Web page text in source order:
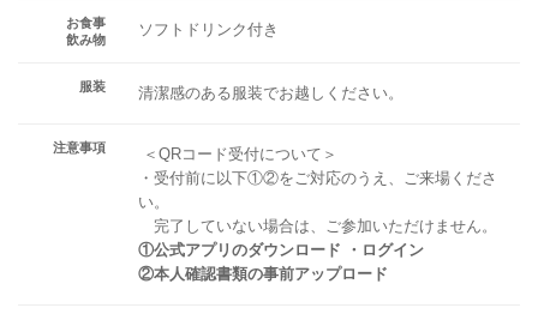
お食事
飲み物
ソフトドリンク付き
服装 清潔感のある服装でお越しください。
注意事項
＜QRコード受付について＞
・受付前に以下①②をご対応のうえ、ご来場くださ
い。
完了していない場合は、ご参加いただけません。
①公式アプリのダウンロード ・ログイン
②本人確認書類の事前アップロード